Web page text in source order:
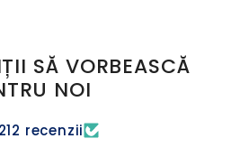
SĂ VORBEASCĂ
NOI
recenzii